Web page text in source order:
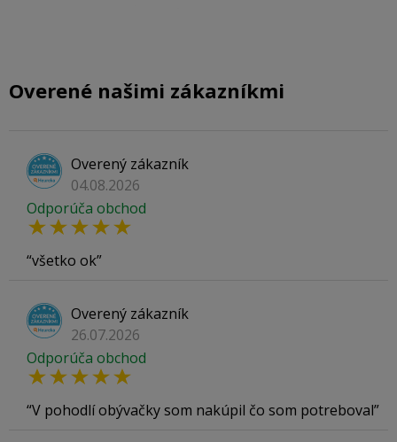
Overené našimi zákazníkmi
Overený zákazník
04.08.2026
Odporúča obchod
všetko ok
Overený zákazník
26.07.2026
Odporúča obchod
V pohodlí obývačky som nakúpil čo som potreboval